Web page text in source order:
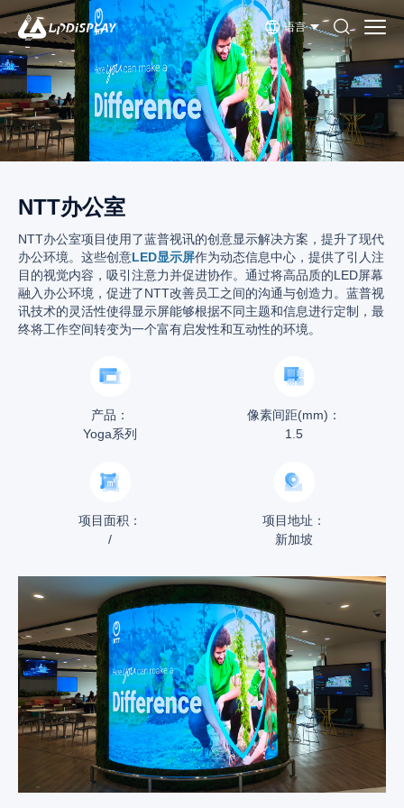
语言
NTT办公室
NTT办公室项目使用了蓝普视讯的创意显示解决方案，提升了现代
办公环境。这些创意LED显示屏作为动态信息中心，提供了引人注
目的视觉内容，吸引注意力并促进协作。通过将高品质的LED屏幕
融入办公环境，促进了NTT改善员工之间的沟通与创造力。蓝普视
讯技术的灵活性使得显示屏能够根据不同主题和信息进行定制，最
终将工作空间转变为一个富有启发性和互动性的环境。
产品：
Yoga系列
像素间距(mm)：
1.5
项目面积：
/
项目地址：
新加坡